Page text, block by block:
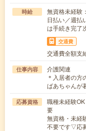
時給
無資格未経
日払い／週払
は手続き完了
交通費
交通費全額支
仕事内容
介護関連
＊入居者の方
ばあちゃんが
応募資格
職種未経験
要
無資格・未経
不要です▽応